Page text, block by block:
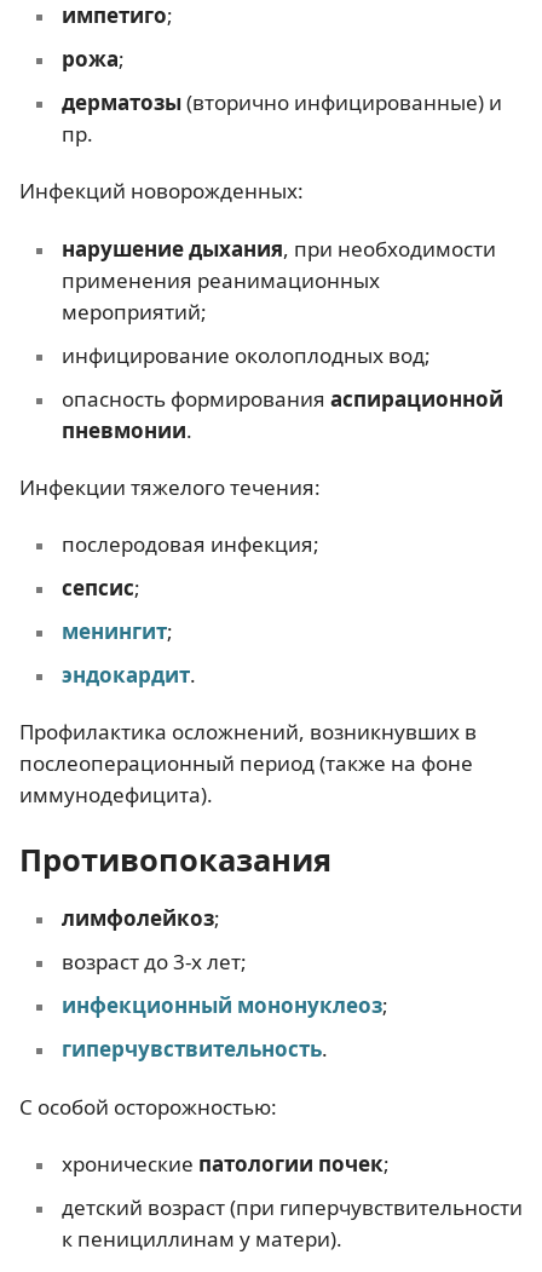
импетиго;
рожа;
дерматозы(вторично инфицированные) и
пр.
Инфекций новорожденных:
нарушение дыхания, при необходимости
применения реанимационных
мероприятий;
инфицирование околоплодных вод;
опасность формирования аспирационной
пневмонии.
Инфекции тяжелого течения:
послеродовая инфекция;
сепсис;
менингит;
эндокардит.
Профилактика осложнений, возникнувших в
послеоперационный период (также на фоне
иммунодефицита).
Противопоказания
лимфолейкоз;
возраст до 3-х лет;
инфекционный мононуклеоз;
гиперчувствительность.
С особой осторожностью:
хронические патологии почек;
детский возраст (при гиперчувствительности
к пенициллинам у матери).